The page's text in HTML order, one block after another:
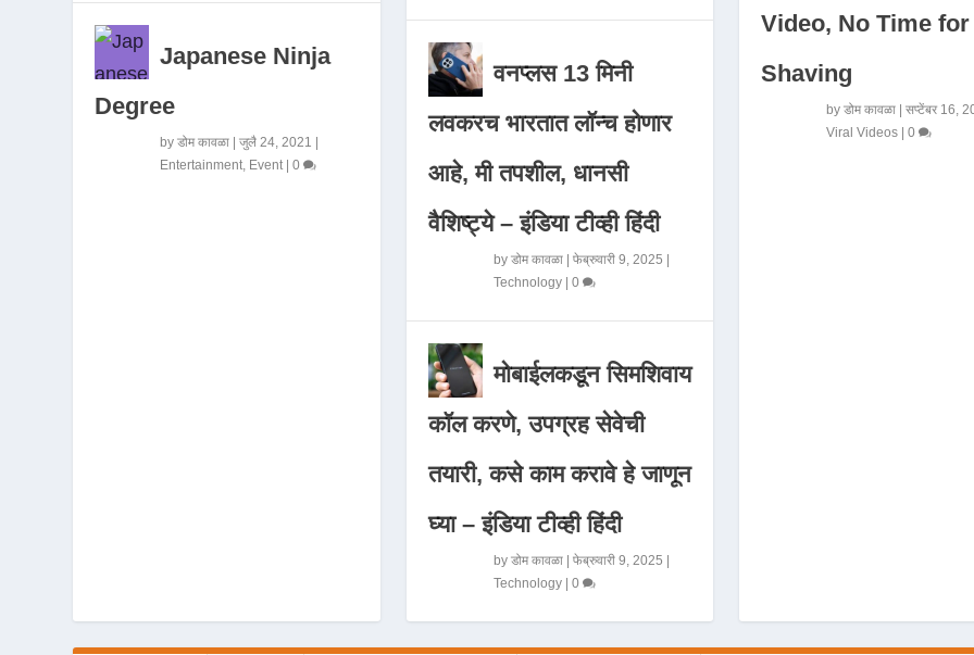
Japanese Ninja
Degree
byडोम कावळा |जुलै 24, 2021 |
Entertainment Event |0
वनप्लस 13 मिनी
लवकरच भारतात लॉन्च होणार
आहे, मी तपशील, धानसी
वैशिष्ट्ये – इंडिया टीव्ही हिंदी
by डोम कावळा| फेब्रुवारी 9, 2025
Technology| 0
मोबाईलकडून सिमशिवाय
कॉल करणे, उपग्रह सेवेची
तयारी, कसे काम करावे हे जाणून
घ्या – इंडिया टीव्ही हिंदी
by डोम कावळा| फेब्रुवारी 9, 2025
Technology| 0
Video, No Time for
Shaving
by डोम कावळा| सप्टेंबर 16,
Viral Videos| 0